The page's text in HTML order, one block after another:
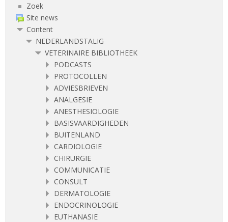
Zoek
Site news
Content
NEDERLANDSTALIG
VETERINAIRE BIBLIOTHEEK
PODCASTS
PROTOCOLLEN
ADVIESBRIEVEN
ANALGESIE
ANESTHESIOLOGIE
BASISVAARDIGHEDEN
BUITENLAND
CARDIOLOGIE
CHIRURGIE
COMMUNICATIE
CONSULT
DERMATOLOGIE
ENDOCRINOLOGIE
EUTHANASIE